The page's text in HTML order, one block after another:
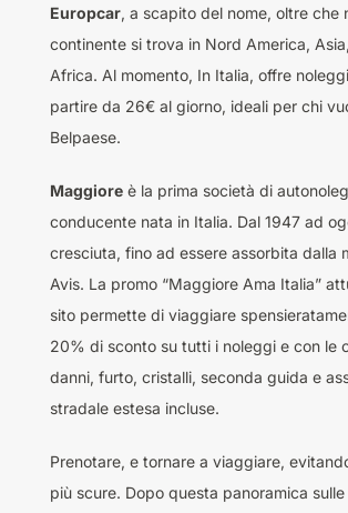
Europcar, a scapito del nome, oltre che
continente si trova in Nord America,
Africa. Al momento, In Italia, offre
partire da 26€ al giorno, ideali per chi
Belpaese.
Maggioreè la prima società di
conducente nata in Italia. Dal 1947 ad
cresciuta, fino ad essere assorbita dalla
Avis. La promo “Maggiore Ama Italia”
sito permette di viaggiare
20% di sconto su tutti i noleggi e con le
danni, furto, cristalli, seconda guida e
stradale estesa incluse.
Prenotare, e tornare a viaggiare,
più scure. Dopo questa panoramica